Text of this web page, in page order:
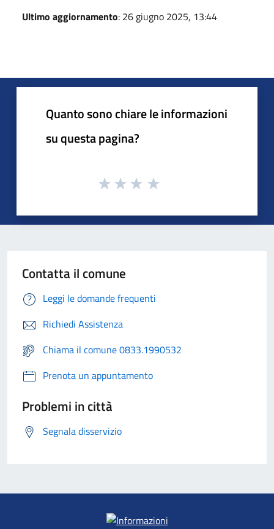
Ultimo aggiornamento: 26 giugno 2025, 13:44
Quanto sono chiare le informazioni
su questa pagina?
Contatta il comune
Leggi le domande frequenti
Richiedi Assistenza
Chiama il comune 0833.1990532
Prenota un appuntamento
Problemi in città
Segnala disservizio